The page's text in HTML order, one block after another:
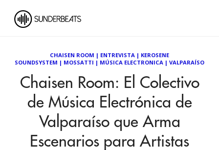
CHAISEN ROOM | ENTREVISTA | KEROSENE
SOUNDSYSTEM | MOSSATTI | MÚSICA ELECTRONICA | VALPARAÍSO
Chaisen Room: El Colectivo
de Música Electrónica de
Valparaíso que Arma
Escenarios para Artistas